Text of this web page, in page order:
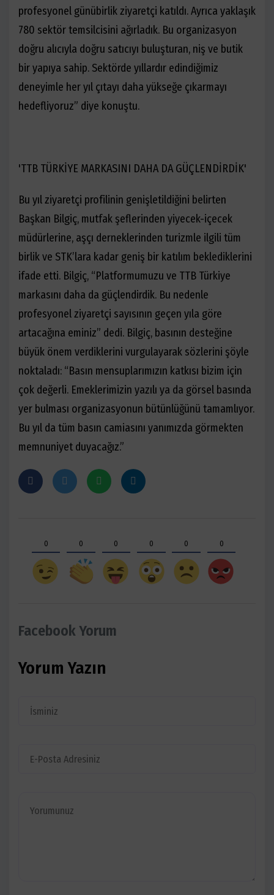
profesyonel günübirlik ziyaretçi katıldı. Ayrıca yaklaşık
780 sektör temsilcisini ağırladık. Bu organizasyon
doğru alıcıyla doğru satıcıyı buluşturan, niş ve butik
bir yapıya sahip. Sektörde yıllardır edindiğimiz
deneyimle her yıl çıtayı daha yükseğe çıkarmayı
hedefliyoruz” diye konuştu.
'TTB TÜRKİYE MARKASINI DAHA DA GÜÇLENDİRDİK'
Bu yıl ziyaretçi profilinin genişletildiğini belirten
Başkan Bilgiç, mutfak şeflerinden yiyecek-içecek
müdürlerine, aşçı derneklerinden turizmle ilgili tüm
birlik ve STK’lara kadar geniş bir katılım beklediklerini
ifade etti. Bilgiç, “Platformumuzu ve TTB Türkiye
markasını daha da güçlendirdik. Bu nedenle
profesyonel ziyaretçi sayısının geçen yıla göre
artacağına eminiz” dedi. Bilgiç, basının desteğine
büyük önem verdiklerini vurgulayarak sözlerini şöyle
noktaladı: “Basın mensuplarımızın katkısı bizim için
çok değerli. Emeklerimizin yazılı ya da görsel basında
yer bulması organizasyonun bütünlüğünü tamamlıyor.
Bu yıl da tüm basın camiasını yanımızda görmekten
memnuniyet duyacağız.”
0 0 0 0 0 0
Facebook Yorum
Yorum Yazın